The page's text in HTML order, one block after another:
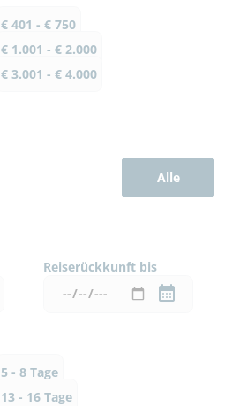
€ 401 - € 750
€ 1.001 - € 2.000
€ 3.001 - € 4.000
Alle
Reiserückkunft bis
5 - 8 Tage
13 - 16 Tage